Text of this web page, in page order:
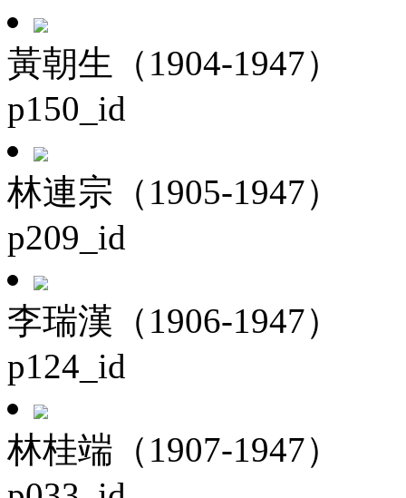
黃朝生（1904-1947）
p150_id
林連宗（1905-1947）
p209_id
李瑞漢（1906-1947）
p124_id
林桂端（1907-1947）